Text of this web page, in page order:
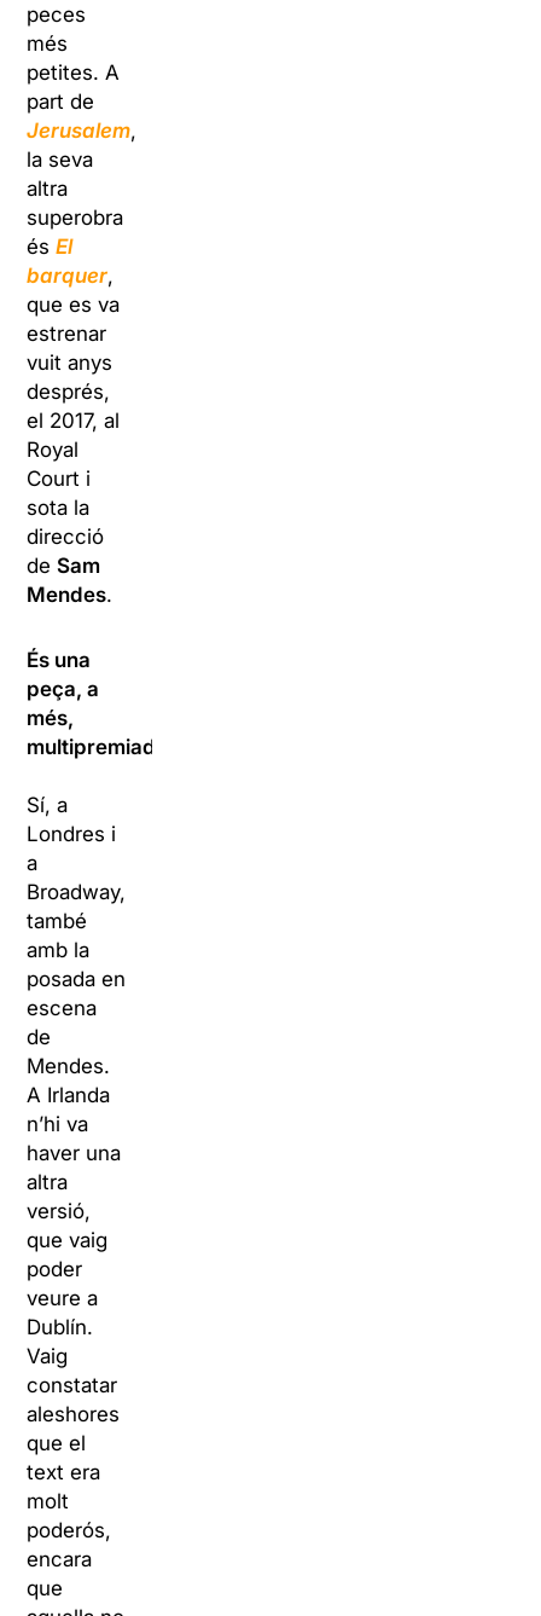
peces
més
petites. A
part de
Jerusalem,
la seva
altra
superobra
ésEl
barquer,
que es va
estrenar
vuit anys
després,
el 2017, al
Royal
Court i
sota la
direcció
deSam
Mendes.
És una
peça, a
més,
multipremiada.
Sí, a
Londres i
a
Broadway,
també
amb la
posada en
escena
de
Mendes.
A Irlanda
n’hi va
haver una
altra
versió,
que vaig
poder
veure a
Dublín.
Vaig
constatar
aleshores
que el
text era
molt
poderós,
encara
que